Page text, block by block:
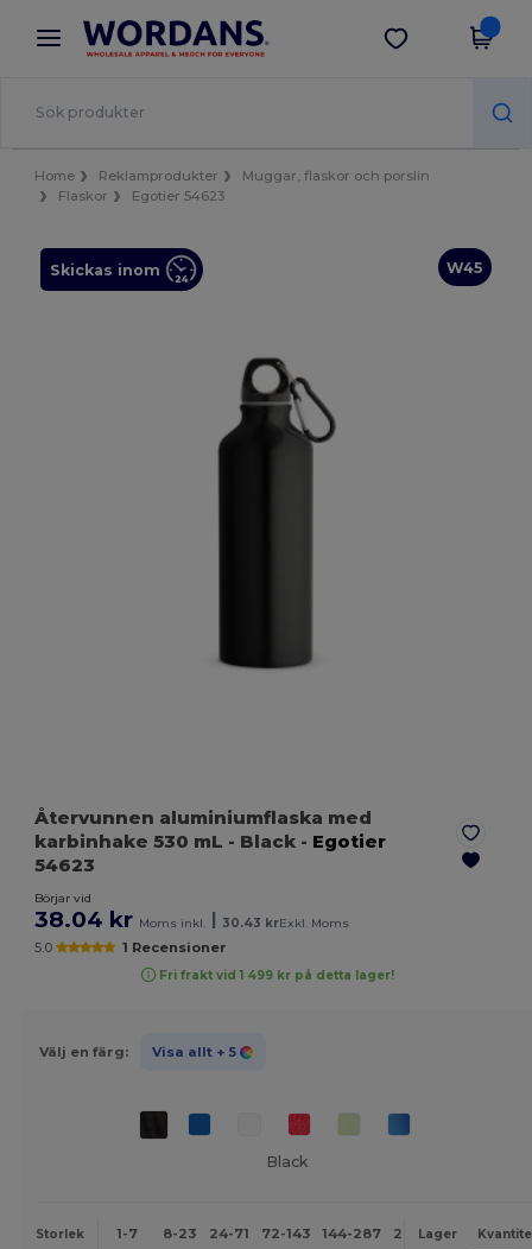
× Wordans-app
Bättre priser i appen!
Hämta app
Home Reklamprodukter
Muggar, flaskor och porslin
Flaskor
Egotier 54623
W45
Skickas inom
Återvunnen aluminiumflaska med
karbinhake 530 mL - Black - Egotier
54623
Börjar vid
38.04 kr Moms inkl. 30.43 krExkl. Moms
5.0 1 Recensioner
Fri frakt vid 1 499 kr på detta lager!
Välj en färg: Visa allt + 5
Black
Storlek 1-7 8-23 24-71 72-143 144-287 288 + Mer
Lager